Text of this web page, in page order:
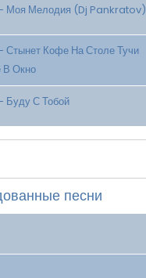
Моя Мелодия (Dj Pankratov)
Стынет Кофе На Столе Тучи
В Окно
Буду С Тобой
песни